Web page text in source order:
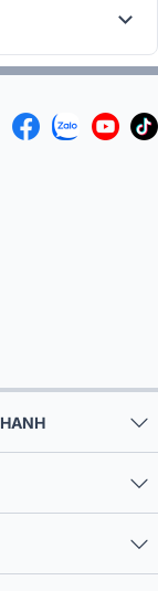
cho cả văn bản lẫn
16.000:1 giúp
hình ảnh và tăng
dung khác nhau.
dài
và doanh nghiệp
đèn. Máy chiếu
suất 210W với tuổi